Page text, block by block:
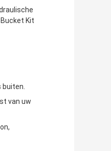
Kit
buiten.
van uw